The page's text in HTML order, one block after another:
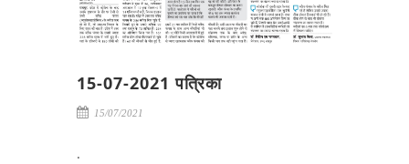
15-07-2021 पत्रिका
15/07/2021
.